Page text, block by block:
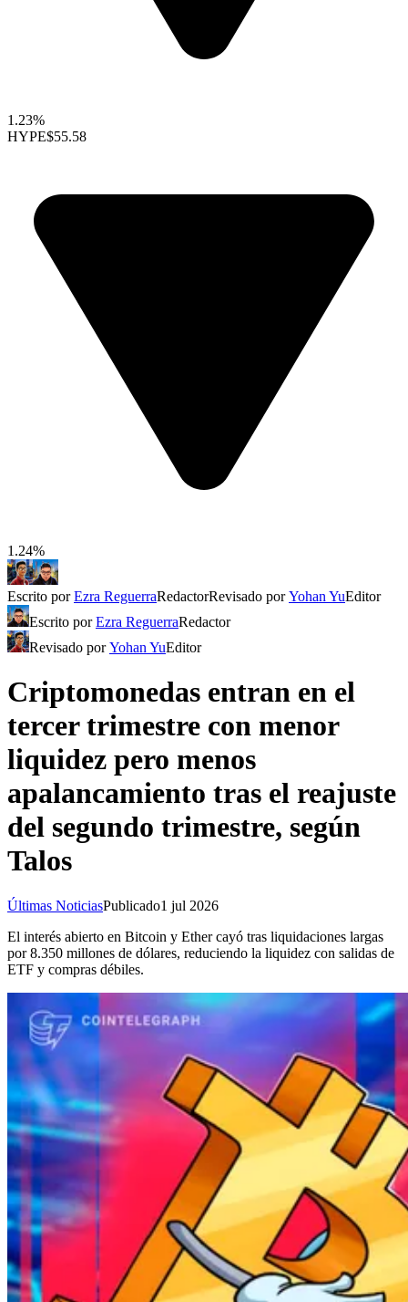
1.23%
HYPE$55.58
1.24%
Escrito porEzra ReguerraRedactorRevisado porYohan YuEditor
Escrito porEzra ReguerraRedactor
Revisado porYohan YuEditor
Criptomonedas entran en el
tercer trimestre con menor
liquidez pero menos
apalancamiento tras el reajuste
del segundo trimestre, según
Talos
Últimas NoticiasPublicado1 jul 2026
El interés abierto en Bitcoin y Ether cayó tras liquidaciones largas
por 8.350 millones de dólares, reduciendo la liquidez con salidas de
ETF y compras débiles.